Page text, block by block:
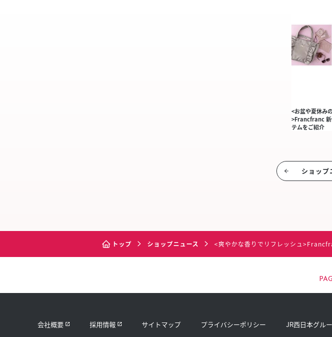
<お盆や夏休み
>Francfranc 新
テムをご紹介
ショップ
トップ ショップニュース <爽やかな香りでリフレッシュ
会社概要 採用情報 サイトマップ プライバシーポリシー JR西日本グル